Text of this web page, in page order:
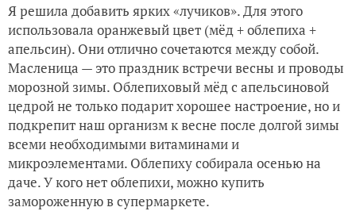
Я решила добавить ярких «лучиков». Для этого
использовала оранжевый цвет (мёд + облепиха +
апельсин). Они отлично сочетаются между собой.
Масленица — это праздник встречи весны и проводы
морозной зимы. Облепиховый мёд с апельсиновой
цедрой не только подарит хорошее настроение, но и
подкрепит наш организм к весне после долгой зимы
всеми необходимыми витаминами и
микроэлементами. Облепиху собирала осенью на
даче. У кого нет облепихи, можно купить
замороженную в супермаркете.